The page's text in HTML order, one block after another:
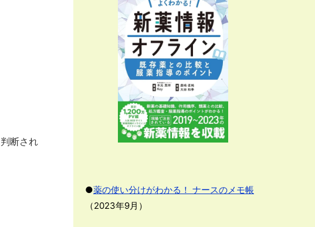
断され
●薬の使い分けがわかる！ ナースのメモ帳
（2023年9月）